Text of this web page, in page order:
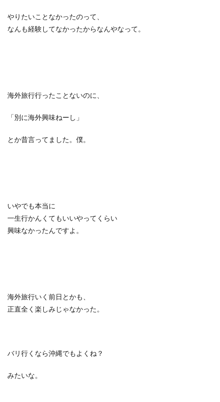
やりたいことなかったのって、
なんも経験してなかったからなんやなって。
海外旅行行ったことないのに、
「別に海外興味ねーし」
とか昔言ってました。僕。
いやでも本当に
一生行かんくてもいいやってくらい
興味なかったんですよ。
海外旅行いく前日とかも、
正直全く楽しみじゃなかった。
バリ行くなら沖縄でもよくね？
みたいな。